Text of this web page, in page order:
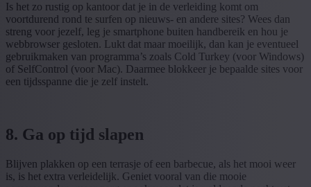
Is het zo rustig op kantoor dat je in de verleiding komt om
voortdurend rond te surfen op nieuws- en andere sites? Wees dan
streng voor jezelf, leg je smartphone buiten handbereik en hou je
webbrowser gesloten. Lukt dat maar moeilijk, dan kan je eventueel
gebruikmaken van programma’s zoals Cold Turkey (voor Windows)
of SelfControl (voor Mac). Daarmee blokkeer je bepaalde sites voor
een tijdsspanne die je zelf instelt.
8. Ga op tijd slapen
Blijven plakken op een terrasje of een barbecue, als het mooi weer
is, is het extra verleidelijk. Geniet vooral van die mooie